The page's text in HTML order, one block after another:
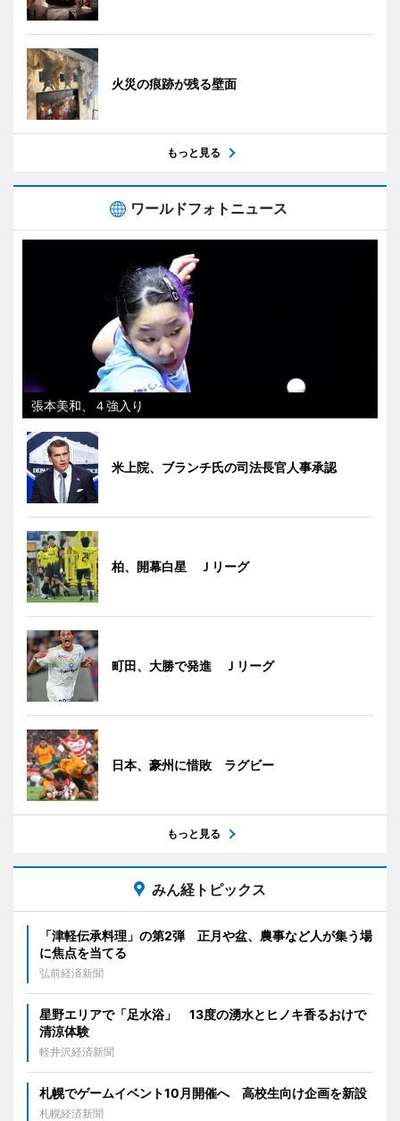
火災の痕跡が残る壁面
もっと見る
ワールドフォトニュース
張本美和、４強入り
米上院、ブランチ氏の司法長官人事承認
柏、開幕白星 Ｊリーグ
町田、大勝で発進 Ｊリーグ
日本、豪州に惜敗 ラグビー
もっと見る
みん経トピックス
「津軽伝承料理」の第2弾 正月や盆、農事など人が集う場
に焦点を当てる
弘前経済新聞
星野エリアで「足水浴」 13度の湧水とヒノキ香るおけで
清涼体験
軽井沢経済新聞
札幌でゲームイベント10月開催へ 高校生向け企画を新設
札幌経済新聞